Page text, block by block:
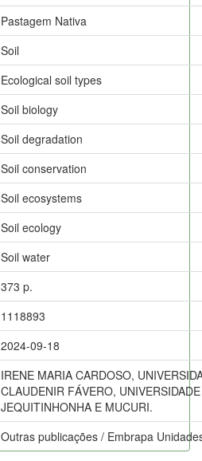
Pastagem Nativa
Soil
Ecological soil types
Soil biology
Soil degradation
Soil conservation
Soil ecosystems
Soil ecology
Soil water
373 p.
1118893
2024-09-18
IRENE MARIA CARDOSO,
CLAUDENIR FÁVERO,
JEQUITINHONHA E MUCURI.
Outras publicações / Embrapa